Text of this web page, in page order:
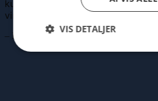
kunst bliver udstillet. Tak. Jeg er
virkelig glad for jeres rammer.
– Rosmarie
VIS DETALJER